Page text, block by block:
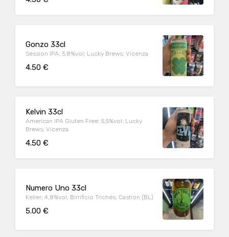
Gonzo 33cl
Session IPA; 3,8%vol; Lucky Brews; Vicenza
4.50 €
Kelvin 33cl
American IPA Gluten Free; 5,5%vol; Lucky
Brews; Vicenza
4.50 €
Numero Uno 33cl
Keller; 4,8%vol; Birrificio Trichés; Castion (BL)
5.00 €